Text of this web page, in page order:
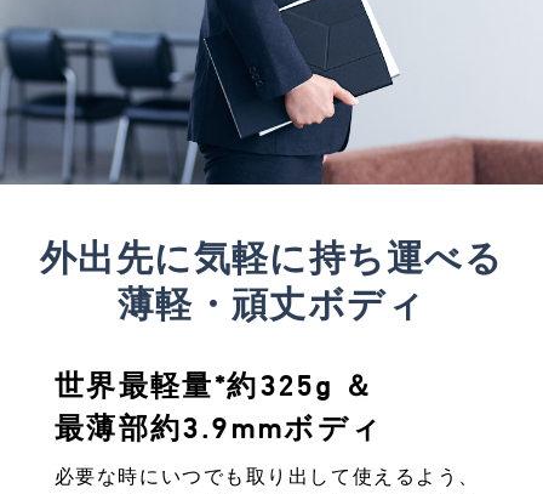
外出先に気軽に持ち運べる
薄軽・頑丈ボディ
世界最軽量*約325g ＆
最薄部約3.9mmボディ
必要な時にいつでも取り出して使えるよう、